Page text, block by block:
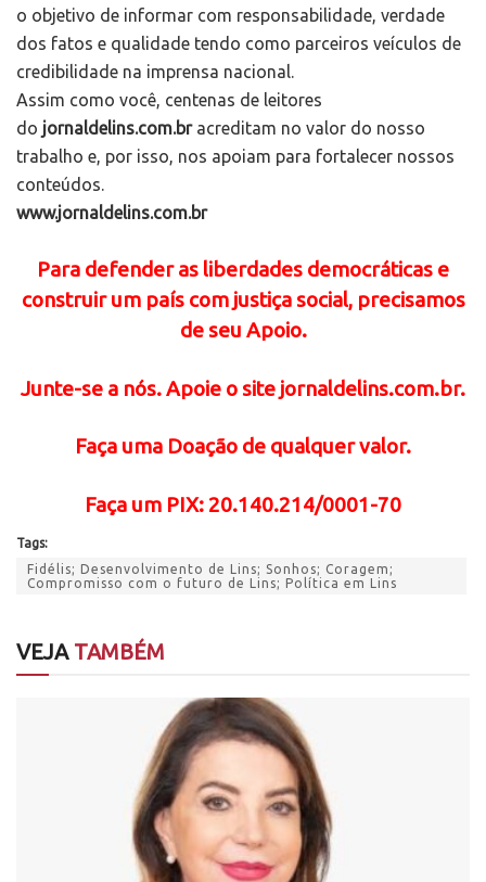
o objetivo de informar com responsabilidade, verdade
dos fatos e qualidade tendo como parceiros veículos de
credibilidade na imprensa nacional.
Assim como você, centenas de leitores
do jornaldelins.com.bracreditam no valor do nosso
trabalho e, por isso, nos apoiam para fortalecer nossos
conteúdos.
www.jornaldelins.com.br
Para defender as liberdades democráticas e
construir um país com justiça social, precisamos
de seu Apoio.
Junte-se a nós. Apoie o site jornaldelins.com.br.
Faça uma Doação de qualquer valor.
Faça um PIX: 20.140.214/0001-70
Tags:
Fidélis; Desenvolvimento de Lins; Sonhos; Coragem;
Compromisso com o futuro de Lins; Política em Lins
VEJATAMBÉM